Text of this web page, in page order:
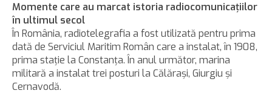
Momente care au marcat istoria radiocomunicaţiilor
în ultimul secol
În România, radiotelegrafia a fost utilizată pentru prima
dată de Serviciul Maritim Român care a instalat, în 1908,
prima staţie la Constanţa. În anul următor, marina
militară a instalat trei posturi la Călăraşi, Giurgiu şi
Cernavodă.